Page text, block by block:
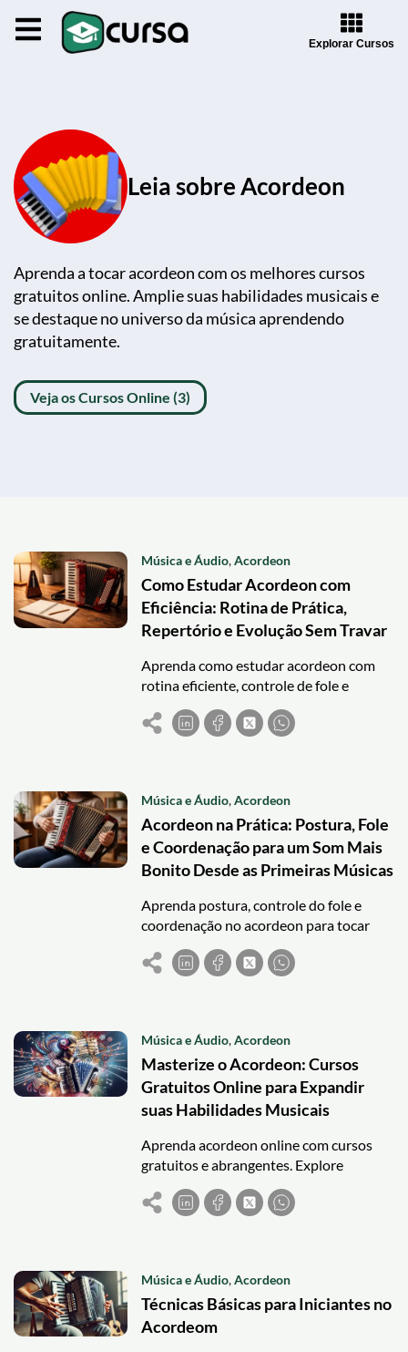
Explorar Cursos
Leia sobre Acordeon
Aprenda a tocar acordeon com os melhores cursos
gratuitos online. Amplie suas habilidades musicais e
se destaque no universo da música aprendendo
gratuitamente.
Veja os Cursos Online (3)
Música e Áudio,Acordeon
Como Estudar Acordeon com
Eficiência: Rotina de Prática,
Repertório e Evolução Sem Travar
Aprenda como estudar acordeon com
rotina eficiente, controle de fole e
repertório estratégico para evoluir sem
travar.
Música e Áudio,Acordeon
Acordeon na Prática: Postura, Fole
e Coordenação para um Som Mais
Bonito Desde as Primeiras Músicas
Aprenda postura, controle do fole e
coordenação no acordeon para tocar
com som mais bonito desde as primeiras
músicas.
Música e Áudio,Acordeon
Masterize o Acordeon: Cursos
Gratuitos Online para Expandir
suas Habilidades Musicais
Aprenda acordeon online com cursos
gratuitos e abrangentes. Explore
diversas técnicas e estilos musicais, e
aproveite a flexibilidade de estudar em
Música e Áudio,Acordeon
Técnicas Básicas para Iniciantes no
Acordeom